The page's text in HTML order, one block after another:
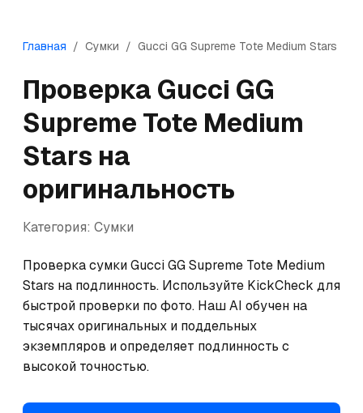
Главная / Сумки / Gucci GG Supreme Tote Medium Stars
Проверка Gucci GG
Supreme Tote Medium
Stars на
оригинальность
Категория: Сумки
Проверка сумки Gucci GG Supreme Tote Medium
Stars на подлинность. Используйте KickCheck для
быстрой проверки по фото. Наш AI обучен на
тысячах оригинальных и поддельных
экземпляров и определяет подлинность с
высокой точностью.